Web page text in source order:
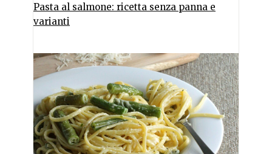
Pasta al salmone: ricetta senza panna e
varianti